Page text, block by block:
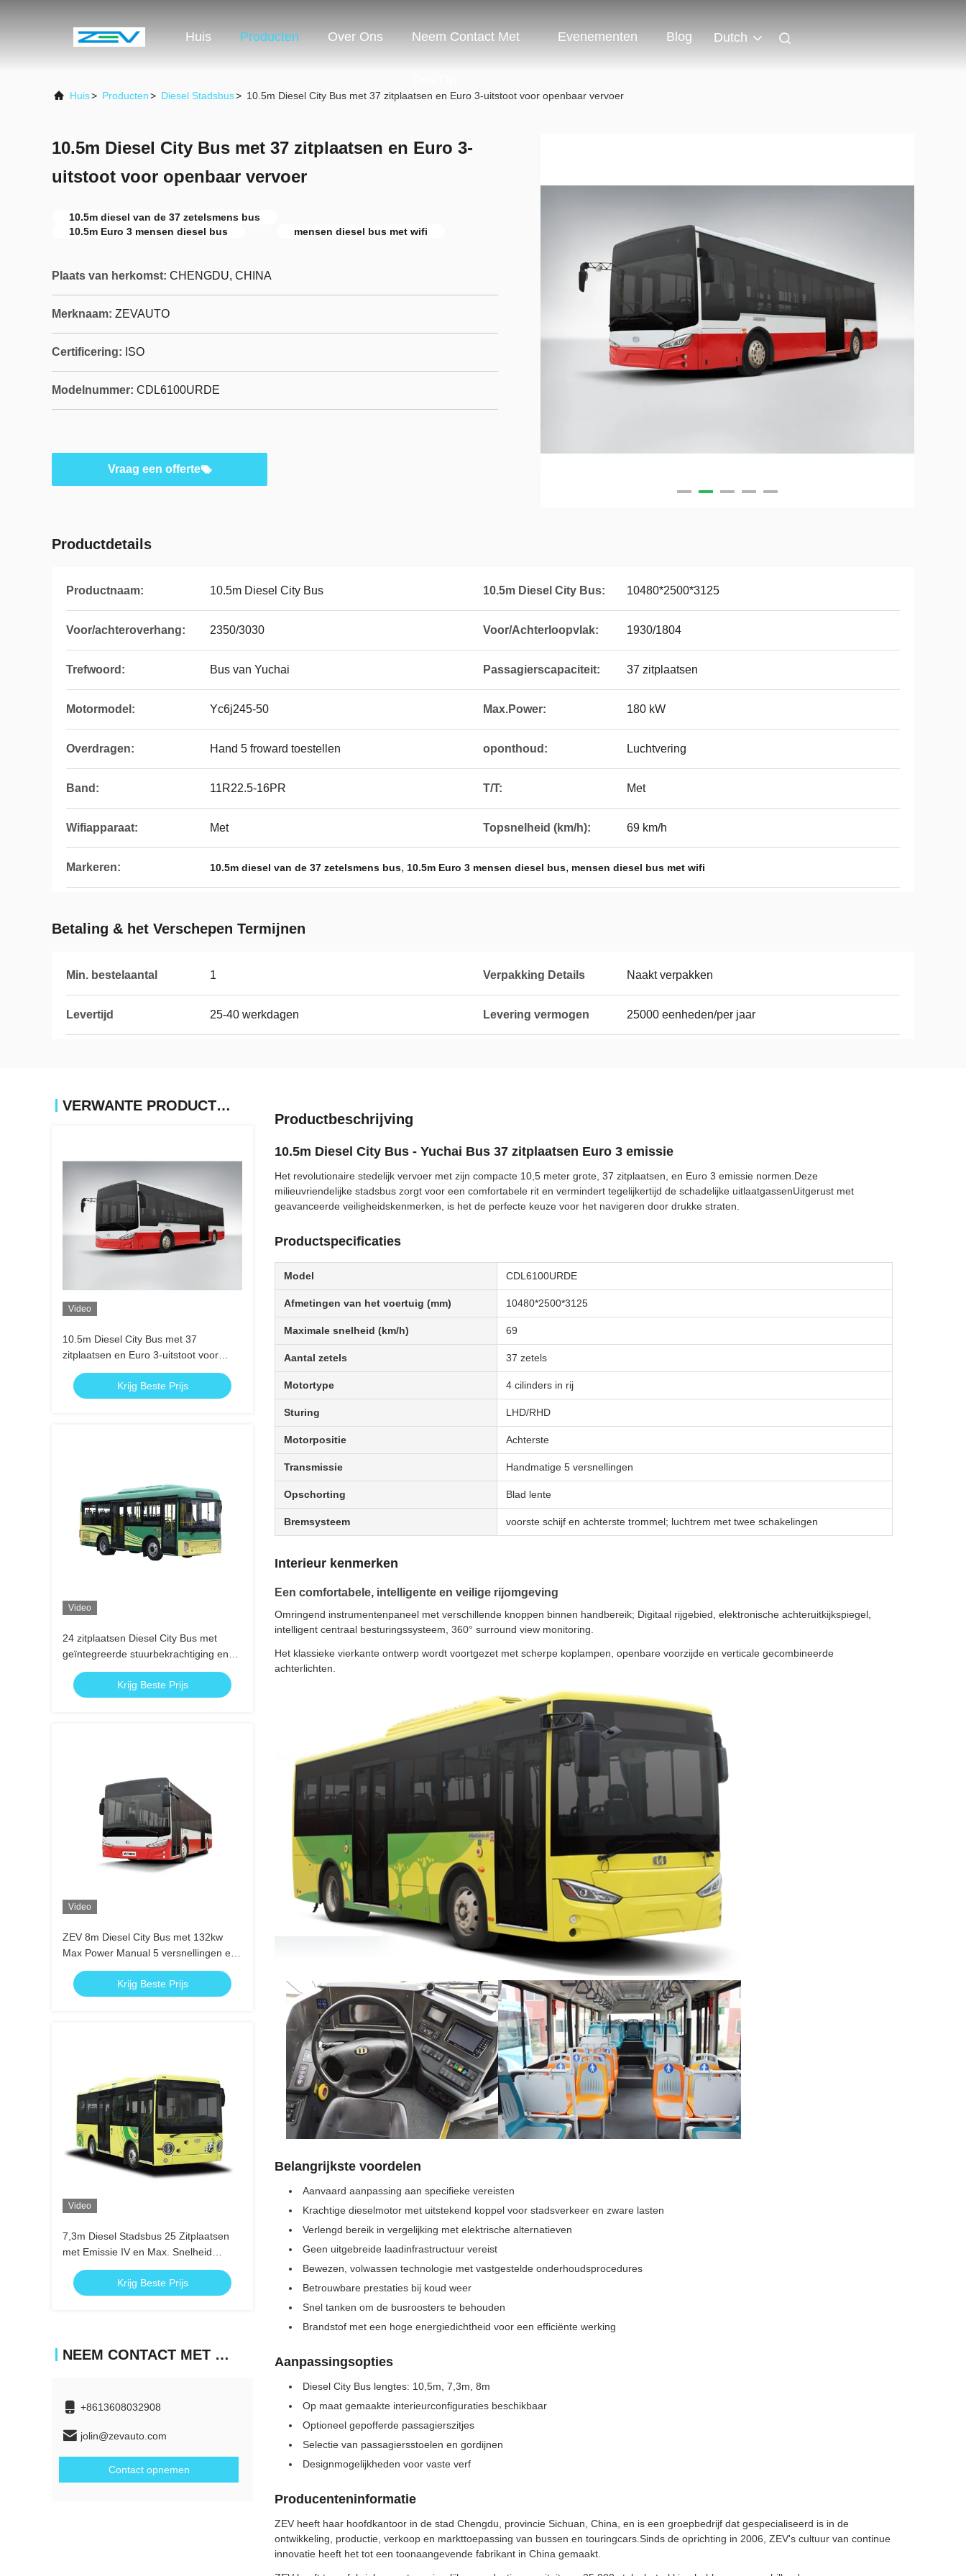
Huis Producten Over Ons Neem Contact Met Evenementen Blog Dutch
Huis> Producten> Diesel Stadsbus> 10.5m Diesel City Bus met 37 zitplaatsen en Euro 3-uitstoot voor openbaar vervoer
10.5m Diesel City Bus met 37 zitplaatsen en Euro 3-
uitstoot voor openbaar vervoer
10.5m diesel van de 37 zetelsmens bus
10.5m Euro 3 mensen diesel bus
mensen diesel bus met wifi
Plaats van herkomst: CHENGDU, CHINA
Merknaam: ZEVAUTO
Certificering: ISO
Modelnummer: CDL6100URDE
Vraag een offerte
Productdetails
Productnaam: 10.5m Diesel City Bus 10.5m Diesel City Bus: 10480*2500*3125
Voor/achteroverhang: 2350/3030 Voor/Achterloopvlak: 1930/1804
Trefwoord: Bus van Yuchai Passagierscapaciteit: 37 zitplaatsen
Motormodel: Yc6j245-50 Max.Power: 180 kW
Overdragen: Hand 5 froward toestellen oponthoud: Luchtvering
Band: 11R22.5-16PR T/T: Met
Wifiapparaat: Met Topsnelheid (km/h): 69 km/h
Markeren: 10.5m diesel van de 37 zetelsmens bus, 10.5m Euro 3 mensen diesel bus, mensen diesel bus met wifi
Betaling & het Verschepen Termijnen
Min. bestelaantal 1 Verpakking Details Naakt verpakken
Levertijd 25-40 werkdagen Levering vermogen 25000 eenheden/per jaar
VERWANTE PRODUCTEN
Video
10.5m Diesel City Bus met 37
zitplaatsen en Euro 3-uitstoot voor
openbaar vervoer
Krijg Beste Prijs
Video
24 zitplaatsen Diesel City Bus met
geïntegreerde stuurbekrachtiging en
6000 kg beperkt gewicht voor efficiënt
openbaar vervoerKrijg Beste Prijs
Video
ZEV 8m Diesel City Bus met 132kw
Max Power Manual 5 versnellingen en
Leaf Spring Suspension
Krijg Beste Prijs
Video
7,3m Diesel Stadsbus 25 Zitplaatsen
met Emissie IV en Max. Snelheid
69km/u voor Openbaar Vervoer
Krijg Beste Prijs
NEEM CONTACT MET ONS OP
+8613608032908
jolin@zevauto.com
Contact opnemen
Productbeschrijving
10.5m Diesel City Bus - Yuchai Bus 37 zitplaatsen Euro 3 emissie
Het revolutionaire stedelijk vervoer met zijn compacte 10,5 meter grote, 37 zitplaatsen, en Euro 3 emissie normen.Deze
milieuvriendelijke stadsbus zorgt voor een comfortabele rit en vermindert tegelijkertijd de schadelijke uitlaatgassenUitgerust met
geavanceerde veiligheidskenmerken, is het de perfecte keuze voor het navigeren door drukke straten.
Productspecificaties
Model CDL6100URDE
Afmetingen van het voertuig (mm) 10480*2500*3125
Maximale snelheid (km/h) 69
Aantal zetels 37 zetels
Motortype 4 cilinders in rij
Sturing LHD/RHD
Motorpositie Achterste
Transmissie Handmatige 5 versnellingen
Opschorting Blad lente
Bremsysteem voorste schijf en achterste trommel; luchtrem met twee schakelingen
Interieur kenmerken
Een comfortabele, intelligente en veilige rijomgeving
Omringend instrumentenpaneel met verschillende knoppen binnen handbereik; Digitaal rijgebied, elektronische achteruitkijkspiegel,
intelligent centraal besturingssysteem, 360° surround view monitoring.
Het klassieke vierkante ontwerp wordt voortgezet met scherpe koplampen, openbare voorzijde en verticale gecombineerde
achterlichten.
Belangrijkste voordelen
Aanvaard aanpassing aan specifieke vereisten
Krachtige dieselmotor met uitstekend koppel voor stadsverkeer en zware lasten
Verlengd bereik in vergelijking met elektrische alternatieven
Geen uitgebreide laadinfrastructuur vereist
Bewezen, volwassen technologie met vastgestelde onderhoudsprocedures
Betrouwbare prestaties bij koud weer
Snel tanken om de busroosters te behouden
Brandstof met een hoge energiedichtheid voor een efficiënte werking
Aanpassingsopties
Diesel City Bus lengtes: 10,5m, 7,3m, 8m
Op maat gemaakte interieurconfiguraties beschikbaar
Optioneel gepofferde passagierszitjes
Selectie van passagiersstoelen en gordijnen
Designmogelijkheden voor vaste verf
Producenteninformatie
ZEV heeft haar hoofdkantoor in de stad Chengdu, provincie Sichuan, China, en is een groepbedrijf dat gespecialiseerd is in de
ontwikkeling, productie, verkoop en markttoepassing van bussen en touringcars.Sinds de oprichting in 2006, ZEV's cultuur van continue
innovatie heeft het tot een toonaangevende fabrikant in China gemaakt.